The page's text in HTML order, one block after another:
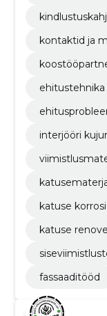
kontaktid ja
ehitustehnika
interjööri
katuse
katuse
fassaaditööd